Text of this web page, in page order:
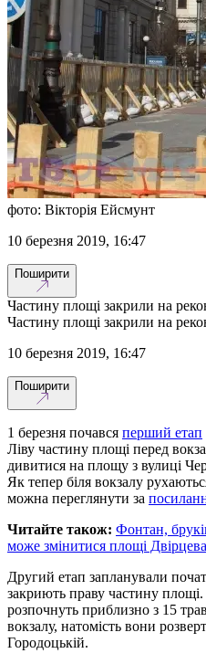
фото: Вікторія Ейсмунт
10 березня 2019, 16:47
Поширити
Частину площі закрили на
Частину площі закрили на
10 березня 2019, 16:47
Поширити
1 березня почався перший етап
Ліву частину площі перед
дивитися на площу з вулиці
Як тепер біля вокзалу
можна переглянути за
Читайте також: Фонтан,
може змінитися площі
Другий етап запланували
закриють праву частину
розпочнуть приблизно з 15
вокзалу, натомість вони
Городоцькій.